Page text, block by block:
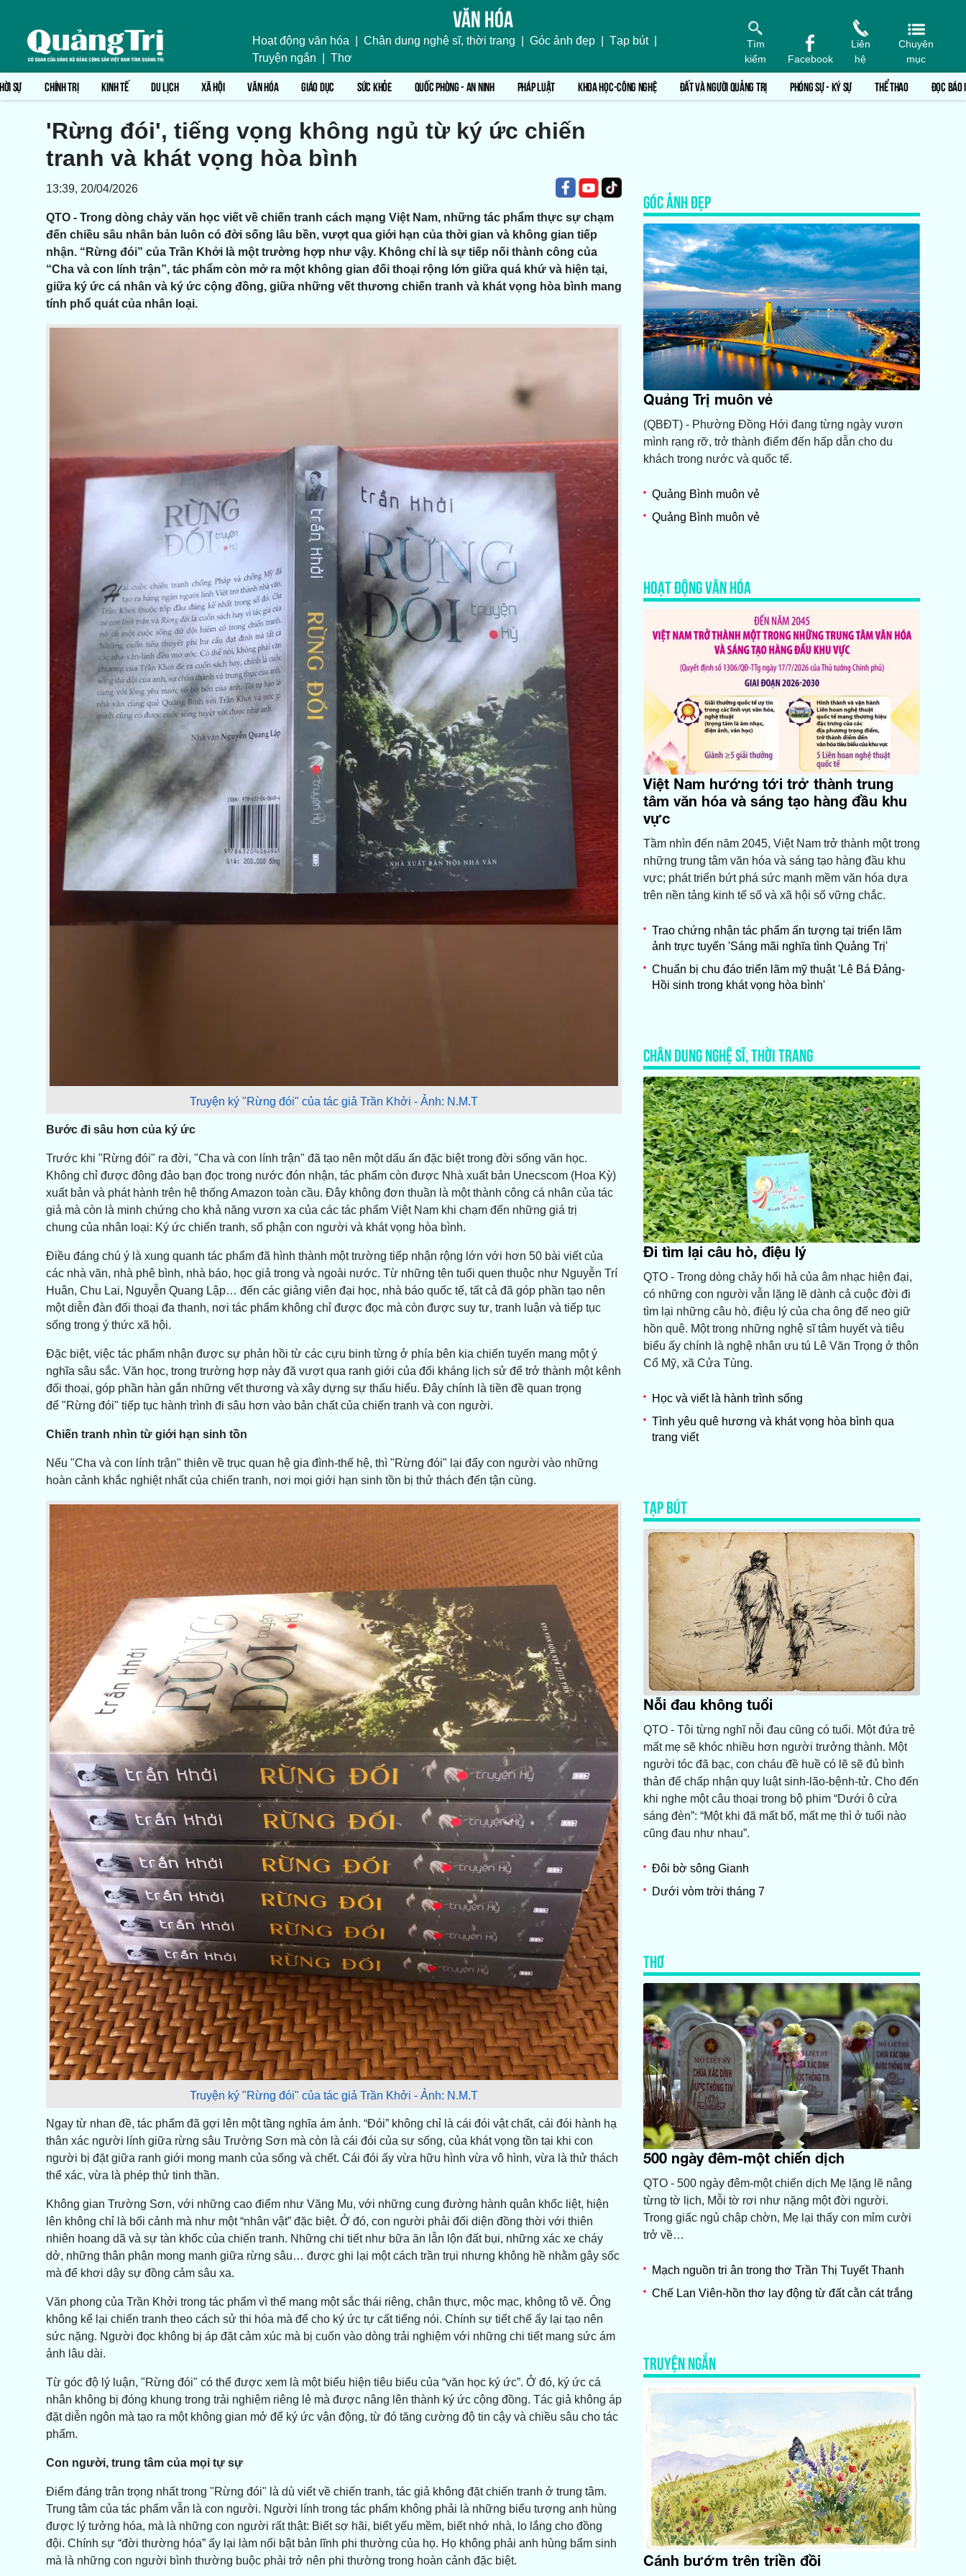
Văn hóa
Hoạt động văn hóa Chân dung nghệ sĩ, thời trang Góc ảnh đẹp Tạp bút
Truyện ngắn
Thơ
Tìm
kiếm
Facebook
Liên
hệ
Chuyên
mục
SỰ CHÍNH TRỊ KINH TẾ DU LỊCH XÃ HỘI VĂN HÓA GIÁO DỤC SỨC KHỎE QUỐC PHÒNG - AN NINH PHÁP LUẬT KHOA HỌC-CÔNG NGHỆ ĐẤT VÀ NGƯỜI QUẢNG TRỊ PHÓNG SỰ - KÝ SỰ THỂ THAO ĐỌC BÁO
'Rừng đói', tiếng vọng không ngủ từ ký ức chiến
tranh và khát vọng hòa bình
13:39, 20/04/2026
QTO - Trong dòng chảy văn học viết về chiến tranh cách mạng Việt Nam, những tác phẩm thực sự chạm
đến chiều sâu nhân bản luôn có đời sống lâu bền, vượt qua giới hạn của thời gian và không gian tiếp
nhận. “Rừng đói” của Trần Khởi là một trường hợp như vậy. Không chỉ là sự tiếp nối thành công của
“Cha và con lính trận”, tác phẩm còn mở ra một không gian đối thoại rộng lớn giữa quá khứ và hiện tại,
giữa ký ức cá nhân và ký ức cộng đồng, giữa những vết thương chiến tranh và khát vọng hòa bình mang
tính phổ quát của nhân loại.
Truyện ký "Rừng đói" của tác giả Trần Khởi - Ảnh: N.M.T
Bước đi sâu hơn của ký ức
Trước khi "Rừng đói" ra đời, "Cha và con lính trận" đã tạo nên một dấu ấn đặc biệt trong đời sống văn học.
Không chỉ được đông đảo bạn đọc trong nước đón nhận, tác phẩm còn được Nhà xuất bản Unecscom (Hoa Kỳ)
xuất bản và phát hành trên hệ thống Amazon toàn cầu. Đây không đơn thuần là một thành công cá nhân của tác
giả mà còn là minh chứng cho khả năng vươn xa của các tác phẩm Việt Nam khi chạm đến những giá trị
chung của nhân loại: Ký ức chiến tranh, số phận con người và khát vọng hòa bình.
Điều đáng chú ý là xung quanh tác phẩm đã hình thành một trường tiếp nhận rộng lớn với hơn 50 bài viết của
các nhà văn, nhà phê bình, nhà báo, học giả trong và ngoài nước. Từ những tên tuổi quen thuộc như Nguyễn Trí
Huân, Chu Lai, Nguyễn Quang Lập… đến các giảng viên đại học, nhà báo quốc tế, tất cả đã góp phần tạo nên
một diễn đàn đối thoại đa thanh, nơi tác phẩm không chỉ được đọc mà còn được suy tư, tranh luận và tiếp tục
sống trong ý thức xã hội.
Đặc biệt, việc tác phẩm nhận được sự phản hồi từ các cựu binh từng ở phía bên kia chiến tuyến mang một ý
nghĩa sâu sắc. Văn học, trong trường hợp này đã vượt qua ranh giới của đối kháng lịch sử để trở thành một kênh
đối thoại, góp phần hàn gắn những vết thương và xây dựng sự thấu hiểu. Đây chính là tiền đề quan trọng
để "Rừng đói" tiếp tục hành trình đi sâu hơn vào bản chất của chiến tranh và con người.
Chiến tranh nhìn từ giới hạn sinh tồn
Nếu "Cha và con lính trận" thiên về trục quan hệ gia đình-thế hệ, thì "Rừng đói" lại đẩy con người vào những
hoàn cảnh khắc nghiệt nhất của chiến tranh, nơi mọi giới hạn sinh tồn bị thử thách đến tận cùng.
Truyện ký "Rừng đói" của tác giả Trần Khởi - Ảnh: N.M.T
Ngay từ nhan đề, tác phẩm đã gợi lên một tầng nghĩa ám ảnh. “Đói” không chỉ là cái đói vật chất, cái đói hành hạ
thân xác người lính giữa rừng sâu Trường Sơn mà còn là cái đói của sự sống, của khát vọng tồn tại khi con
người bị đặt giữa ranh giới mong manh của sống và chết. Cái đói ấy vừa hữu hình vừa vô hình, vừa là thử thách
thể xác, vừa là phép thử tinh thần.
Không gian Trường Sơn, với những cao điểm như Văng Mu, với những cung đường hành quân khốc liệt, hiện
lên không chỉ là bối cảnh mà như một “nhân vật” đặc biệt. Ở đó, con người phải đối diện đồng thời với thiên
nhiên hoang dã và sự tàn khốc của chiến tranh. Những chi tiết như bữa ăn lẫn lộn đất bụi, những xác xe cháy
dở, những thân phận mong manh giữa rừng sâu… được ghi lại một cách trần trụi nhưng không hề nhằm gây sốc
mà để khơi dậy sự đồng cảm sâu xa.
Văn phong của Trần Khởi trong tác phẩm vì thế mang một sắc thái riêng, chân thực, mộc mạc, không tô vẽ. Ông
không kể lại chiến tranh theo cách sử thi hóa mà để cho ký ức tự cất tiếng nói. Chính sự tiết chế ấy lại tạo nên
sức nặng. Người đọc không bị áp đặt cảm xúc mà bị cuốn vào dòng trải nghiệm với những chi tiết mang sức ám
ảnh lâu dài.
Từ góc độ lý luận, "Rừng đói" có thể được xem là một biểu hiện tiêu biểu của “văn học ký ức”. Ở đó, ký ức cá
nhân không bị đóng khung trong trải nghiệm riêng lẻ mà được nâng lên thành ký ức cộng đồng. Tác giả không áp
đặt diễn ngôn mà tạo ra một không gian mở để ký ức vận động, từ đó tăng cường độ tin cậy và chiều sâu cho tác
phẩm.
Con người, trung tâm của mọi tự sự
Điểm đáng trân trọng nhất trong "Rừng đói" là dù viết về chiến tranh, tác giả không đặt chiến tranh ở trung tâm.
Trung tâm của tác phẩm vẫn là con người. Người lính trong tác phẩm không phải là những biểu tượng anh hùng
được lý tưởng hóa, mà là những con người rất thật: Biết sợ hãi, biết yếu mềm, biết nhớ nhà, lo lắng cho đồng
đội. Chính sự “đời thường hóa” ấy lại làm nổi bật bản lĩnh phi thường của họ. Họ không phải anh hùng bẩm sinh
mà là những con người bình thường buộc phải trở nên phi thường trong hoàn cảnh đặc biệt.
GÓC ẢNH ĐẸP
Quảng Trị muôn vẻ
(QBĐT) - Phường Đồng Hới đang từng ngày vươn
mình rạng rỡ, trở thành điểm đến hấp dẫn cho du
khách trong nước và quốc tế.
Quảng Bình muôn vẻ
Quảng Bình muôn vẻ
HOẠT ĐỘNG VĂN HÓA
Việt Nam hướng tới trở thành trung
tâm văn hóa và sáng tạo hàng đầu khu
vực
Tầm nhìn đến năm 2045, Việt Nam trở thành một trong
những trung tâm văn hóa và sáng tạo hàng đầu khu
vực; phát triển bứt phá sức mạnh mềm văn hóa dựa
trên nền tảng kinh tế số và xã hội số vững chắc.
Trao chứng nhận tác phẩm ấn tượng tại triển lãm
ảnh trực tuyến 'Sáng mãi nghĩa tình Quảng Trị'
Chuẩn bị chu đáo triển lãm mỹ thuật 'Lê Bá Đảng-
Hồi sinh trong khát vọng hòa bình'
CHÂN DUNG NGHỆ SĨ, THỜI TRANG
Đi tìm lại câu hò, điệu lý
QTO - Trong dòng chảy hối hả của âm nhạc hiện đại,
có những con người vẫn lặng lẽ dành cả cuộc đời đi
tìm lại những câu hò, điệu lý của cha ông để neo giữ
hồn quê. Một trong những nghệ sĩ tâm huyết và tiêu
biểu ấy chính là nghệ nhân ưu tú Lê Văn Trọng ở thôn
Cổ Mỹ, xã Cửa Tùng.
Học và viết là hành trình sống
Tình yêu quê hương và khát vọng hòa bình qua
trang viết
TẠP BÚT
Nỗi đau không tuổi
QTO - Tôi từng nghĩ nỗi đau cũng có tuổi. Một đứa trẻ
mất mẹ sẽ khóc nhiều hơn người trưởng thành. Một
người tóc đã bạc, con cháu đề huề có lẽ sẽ đủ bình
thản để chấp nhận quy luật sinh-lão-bệnh-tử. Cho đến
khi nghe một câu thoại trong bộ phim “Dưới ô cửa
sáng đèn”: “Một khi đã mất bố, mất mẹ thì ở tuổi nào
cũng đau như nhau”.
Đôi bờ sông Gianh
Dưới vòm trời tháng 7
THƠ
500 ngày đêm-một chiến dịch
QTO - 500 ngày đêm-một chiến dịch Mẹ lặng lẽ nâng
từng tờ lịch, Mỗi tờ rơi như nặng một đời người.
Trong giấc ngủ chập chờn, Mẹ lại thấy con mỉm cười
trở về…
Mạch nguồn tri ân trong thơ Trần Thị Tuyết Thanh
Chế Lan Viên-hồn thơ lay động từ đất cằn cát trắng
TRUYỆN NGẮN
Cánh bướm trên triền đồi